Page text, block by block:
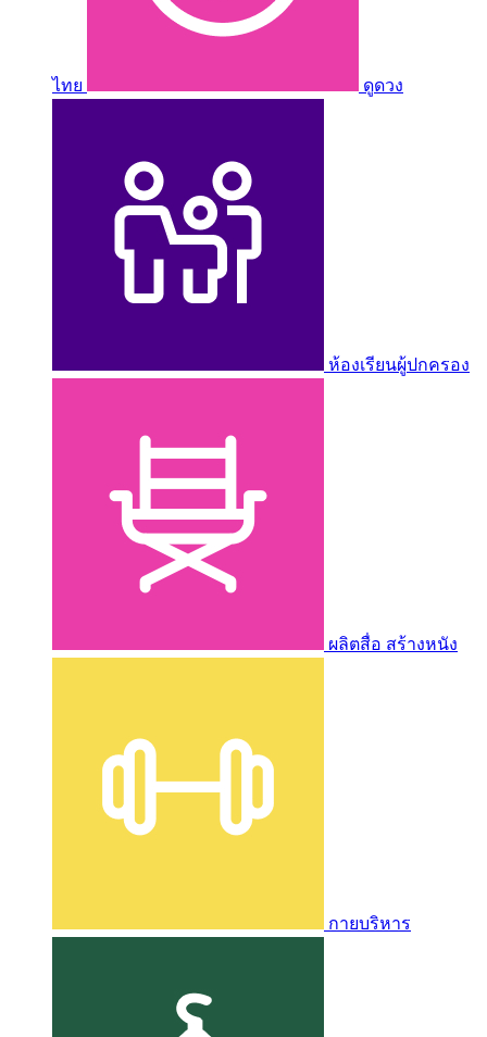
ไทย ดูดวง
ห้องเรียนผู้ปกครอง
ผลิตสื่อ สร้างหนัง
กายบริหาร